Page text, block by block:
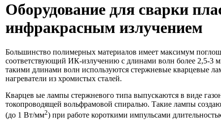
Оборудование для сварки
инфракрасным излучением
Большинство полимерных материалов имеет максимум
соответствующий ИК-излучению с длинами волн более 2,5-3
такими длинами волн используются стержневые кварцевые
нагреватели из хромистых сталей.
Кварцев ые лампы стержневого типа выпускаются в виде
токопроводящей вольфрамовой спиралью. Такие лампы
(до 1 Вт/мм2) при работе короткими импульсами